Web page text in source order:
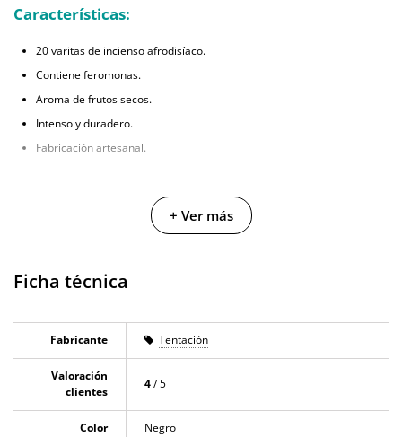
Características:
20 varitas de incienso afrodisíaco.
Contiene feromonas.
Aroma de frutos secos.
Intenso y duradero.
Fabricación artesanal.
+ Ver más
Ficha técnica
Fabricante Tentación
Valoración
clientes
4/ 5
Color Negro